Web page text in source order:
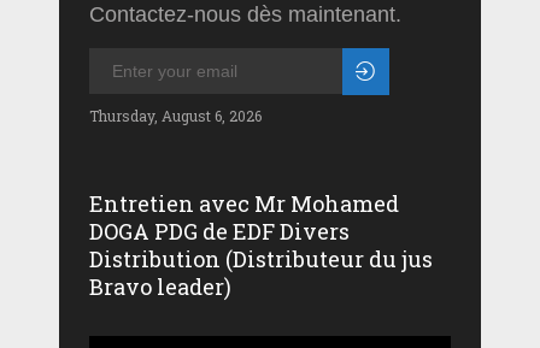
Contactez-nous dès maintenant.
Thursday, August 6, 2026
Entretien avec Mr Mohamed
DOGA PDG de EDF Divers
Distribution (Distributeur du jus
Bravo leader)